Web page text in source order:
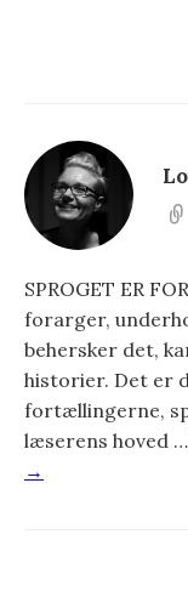
SPROGET ER
forarger,
behersker det,
historier. Det er
fortællingerne,
læserens hoved …
→